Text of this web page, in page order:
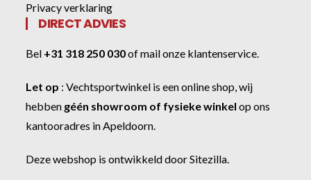
Privacy verklaring
DIRECT ADVIES
Bel +31 318 250 030ofmail onze klantenservice.
Let op :Vechtsportwinkel is een online shop, wij
hebben géén showroom of fysieke winkel op ons
kantooradres in Apeldoorn.
Deze webshop is ontwikkeld doorSitezilla.